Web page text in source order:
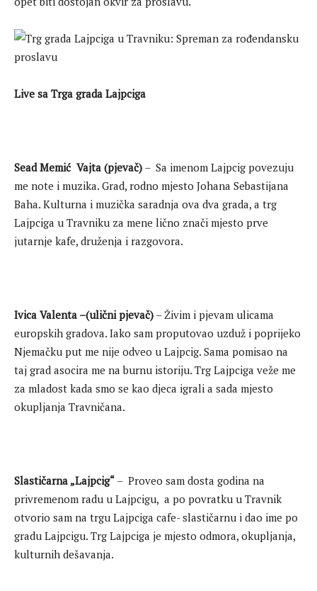
Live sa Trga grada Lajpciga
Sead Memić ­ Vajta (pjevač) – Sa imenom Lajpcig povezuju
me note i muzika. Grad, rodno mjesto Johana Sebastijana
Baha. Kulturna i muzička saradnja ova dva grada, a trg
Lajpciga u Travniku za mene lično znači mjesto prve
jutarnje kafe, druženja i razgovora.
Ivica Valenta –(ulični pjevač) – Živim i pjevam ulicama
europskih gradova. Iako sam proputovao uzduž i poprijeko
Njemačku put me nije odveo u Lajpcig. Sama pomisao na
taj grad asocira me na burnu istoriju. Trg Lajpciga veže me
za mladost kada smo se kao djeca igrali a sada mjesto
okupljanja Travničana.
Slastičarna „Lajpcig“ – Proveo sam dosta godina na
privremenom radu u Lajpcigu, a po povratku u Travnik
otvorio sam na trgu Lajpciga cafe- slastičarnu i dao ime po
gradu Lajpcigu. Trg Lajpciga je mjesto odmora, okupljanja,
kulturnih dešavanja.